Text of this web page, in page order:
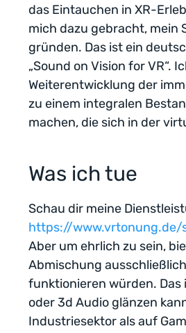
das Eintauchen in XR-
mich dazu gebracht, mein
gründen. Das ist ein
„Sound on Vision for VR“.
Weiterentwicklung der
zu einem integralen
machen, die sich in der
Was ich tue
Schau dir meine
https://www.vrtonung.de/
Aber um ehrlich zu sein,
Abmischung
funktionieren würden. Das
oder 3d Audio glänzen
Industriesektor als auf